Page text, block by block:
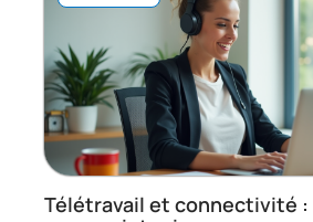
Télétravail et connectivité